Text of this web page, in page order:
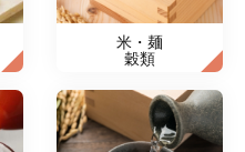
米・麺
穀類